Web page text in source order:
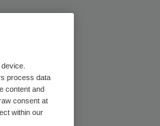
process data
content and
consent at
within our